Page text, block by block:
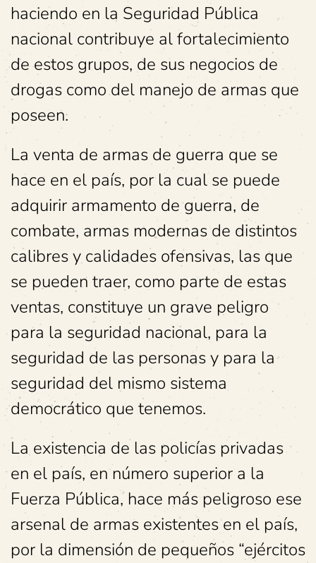
haciendo en la Seguridad Pública
nacional contribuye al fortalecimiento
de estos grupos, de sus negocios de
drogas como del manejo de armas que
poseen.
La venta de armas de guerra que se
hace en el país, por la cual se puede
adquirir armamento de guerra, de
combate, armas modernas de distintos
calibres y calidades ofensivas, las que
se pueden traer, como parte de estas
ventas, constituye un grave peligro
para la seguridad nacional, para la
seguridad de las personas y para la
seguridad del mismo sistema
democrático que tenemos.
La existencia de las policías privadas
en el país, en número superior a la
Fuerza Pública, hace más peligroso ese
arsenal de armas existentes en el país,
por la dimensión de pequeños “ejércitos